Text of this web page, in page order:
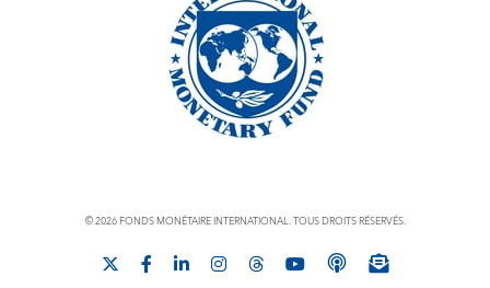
© 2026 FONDS MONÉTAIRE INTERNATIONAL. TOUS DROITS RÉSERVÉS.